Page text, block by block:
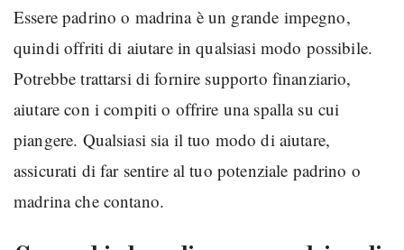
Essere padrino o madrina è un grande impegno,
quindi offriti di aiutare in qualsiasi modo possibile.
Potrebbe trattarsi di fornire supporto finanziario,
aiutare con i compiti o offrire una spalla su cui
piangere. Qualsiasi sia il tuo modo di aiutare,
assicurati di far sentire al tuo potenziale padrino o
madrina che contano.